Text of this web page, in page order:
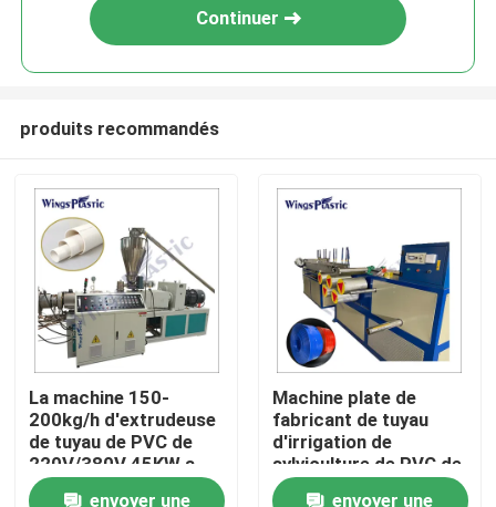
Maison
Produits
Au sujet de nous
Continuer
produits recommandés
La machine 150-
200kg/h d'extrudeuse
de tuyau de PVC de
220V/380V 45KW a
produit
envoyer une
Machine plate de
fabricant de tuyau
d'irrigation de
sylviculture de PVC de
configuration de
envoyer une